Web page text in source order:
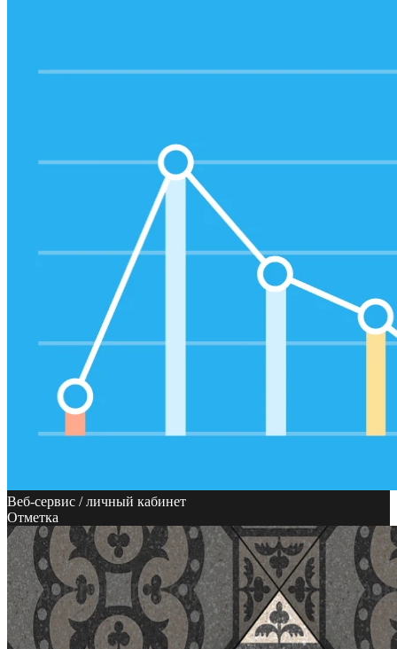
Веб-сервис / личный кабинет
Отметка